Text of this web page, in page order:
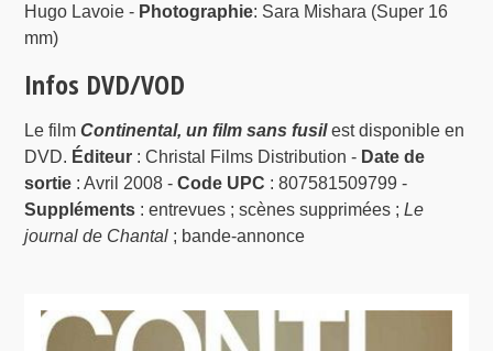
Hugo Lavoie - Photographie: Sara Mishara (Super 16
mm)
Infos DVD/VOD
Le filmContinental, un film sans fusilest disponible en
DVD. Éditeur : Christal Films Distribution - Date de
sortie : Avril 2008 -Code UPC : 807581509799 -
Suppléments : entrevues ; scènes supprimées ;Le
journal de Chantal ; bande-annonce